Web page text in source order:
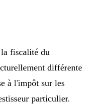
fiscalité du
différente
à l'impôt sur les
particulier.